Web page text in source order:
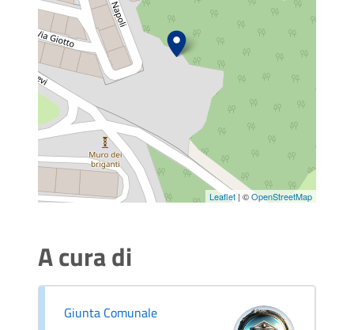
Leaflet | ©OpenStreetMap
A cura di
Giunta Comunale